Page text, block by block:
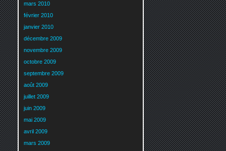
mars 2010
février 2010
janvier 2010
décembre 2009
novembre 2009
octobre 2009
septembre 2009
août 2009
juillet 2009
juin 2009
mai 2009
avril 2009
mars 2009